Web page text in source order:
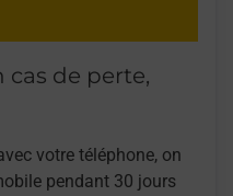
cas de perte,
votre téléphone, on
pendant 30 jours